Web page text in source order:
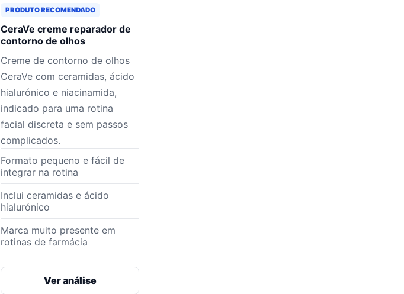
PRODUTO RECOMENDADO
CeraVe creme reparador de
contorno de olhos
Creme de contorno de olhos
CeraVe com ceramidas, ácido
hialurónico e niacinamida,
indicado para uma rotina
facial discreta e sem passos
complicados.
Formato pequeno e fácil de
integrar na rotina
Inclui ceramidas e ácido
hialurónico
Marca muito presente em
rotinas de farmácia
Ver análise